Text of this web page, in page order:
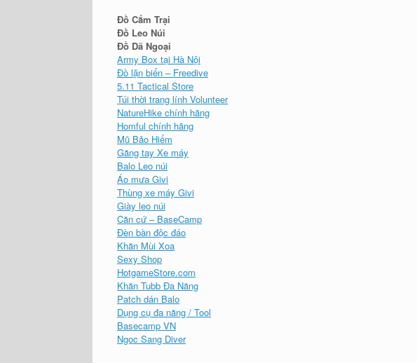
Đồ Cắm Trại
Đồ Leo Núi
Đồ Dã Ngoại
Army Box tại Hà Nội
Đồ lặn biển – Freedive
5.11 Tactical Store
Túi thời trang lính Volunteer
NatureHike chính hãng
Homful chính hãng
Mũ Bảo Hiểm
Găng tay Xe máy
Balo Leo núi
Áo mưa Givi
Thùng xe máy Givi
Giày leo núi
Căn cứ – BaseCamp
Đèn bàn độc đáo
Khăn Mùi Xoa
Sexy Shop
HotgameStore.com
Khăn Tubb Đa Năng
Patch dán Balo
Dụng cụ đa năng / Tool
Basecamp VN
Ngoc Sang Diver